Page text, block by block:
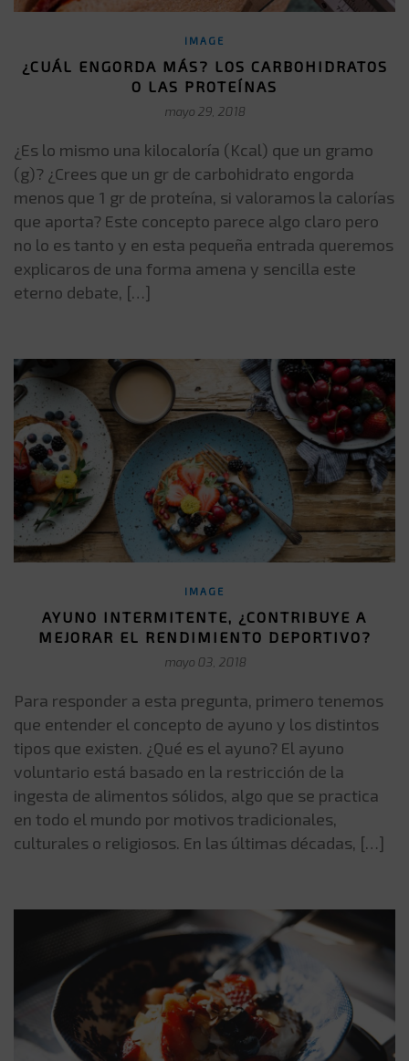
IMAGE
¿CUÁL ENGORDA MÁS? LOS CARBOHIDRATOS
O LAS PROTEÍNAS
mayo 29, 2018
¿Es lo mismo una kilocaloría (Kcal) que un gramo
(g)? ¿Crees que un gr de carbohidrato engorda
menos que 1 gr de proteína, si valoramos la calorías
que aporta? Este concepto parece algo claro pero
no lo es tanto y en esta pequeña entrada queremos
explicaros de una forma amena y sencilla este
eterno debate, […]
IMAGE
AYUNO INTERMITENTE, ¿CONTRIBUYE A
MEJORAR EL RENDIMIENTO DEPORTIVO?
mayo 03, 2018
Para responder a esta pregunta, primero tenemos
que entender el concepto de ayuno y los distintos
tipos que existen. ¿Qué es el ayuno? El ayuno
voluntario está basado en la restricción de la
ingesta de alimentos sólidos, algo que se practica
en todo el mundo por motivos tradicionales,
culturales o religiosos. En las últimas décadas, […]